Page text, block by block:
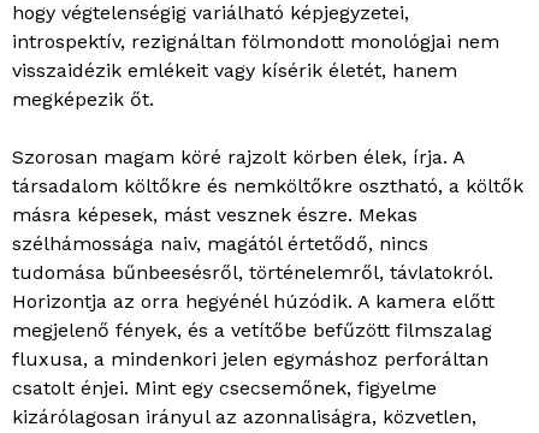
hogy végtelenségig variálható képjegyzetei,
introspektív, rezignáltan fölmondott monológjai nem
visszaidézik emlékeit vagy kísérik életét, hanem
megképezik őt.
Szorosan magam köré rajzolt körben élek, írja. A
társadalom költőkre és nemköltőkre osztható, a költők
másra képesek, mást vesznek észre. Mekas
szélhámossága naiv, magától értetődő, nincs
tudomása bűnbeesésről, történelemről, távlatokról.
Horizontja az orra hegyénél húzódik. A kamera előtt
megjelenő fények, és a vetítőbe befűzött filmszalag
fluxusa, a mindenkori jelen egymáshoz perforáltan
csatolt énjei. Mint egy csecsemőnek, figyelme
kizárólagosan irányul az azonnaliságra, közvetlen,